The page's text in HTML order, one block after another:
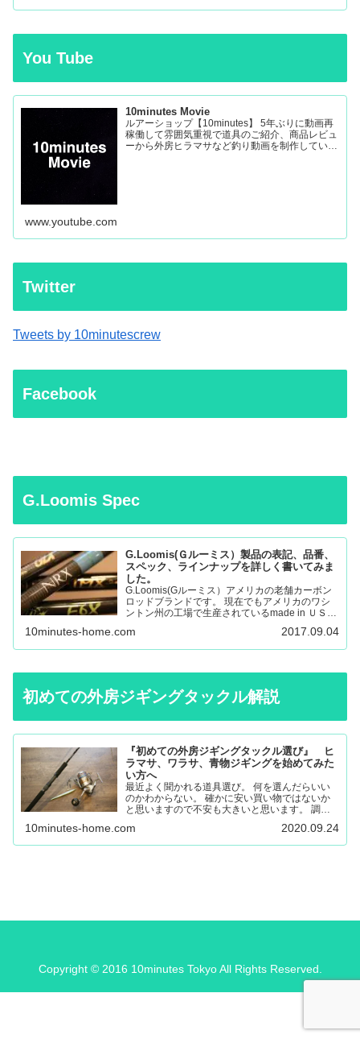
You Tube
10minutes Movie
ルアーショップ【10minutes】 5年ぶりに動画再
稼働して雰囲気重視で道具のご紹介、商品レビュ
ーから外房ヒラマサなど釣り動画を制作していき
www.youtube.com
Twitter
Tweets by 10minutescrew
Facebook
G.Loomis Spec
G.Loomis(Ｇルーミス）製品の表記、品番、
スペック、ラインナップを詳しく書いてみま
した。
G.Loomis(Gルーミス）アメリカの老舗カーボン
ロッドブランドです。 現在でもアメリカのワシ
ントン州の工場で生産されているmade in ＵＳＡ
ド、、サーモントラウト、パンフィッシュ、ウォ
ール…
10minutes-home.com 2017.09.04
初めての外房ジギングタックル解説
『初めての外房ジギングタックル選び』 ヒ
ラマサ、ワラサ、青物ジギングを始めてみた
い方へ
最近よく聞かれる道具選び。 何を選んだらいい
のかわからない。 確かに安い買い物ではないか
と思いますので不安も大きいと思います。 調べ
ったり。 唯一の失敗しない道具選びは外房に通
いこんでいる人に聞く…
10minutes-home.com 2020.09.24
Copyright © 2016 10minutes Tokyo All Rights Reserved.